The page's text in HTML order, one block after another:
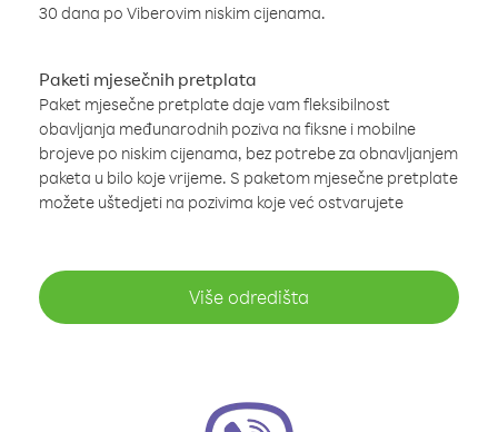
30 dana po Viberovim niskim cijenama.
Paketi mjesečnih pretplata
Paket mjesečne pretplate daje vam fleksibilnost
obavljanja međunarodnih poziva na fiksne i mobilne
brojeve po niskim cijenama, bez potrebe za obnavljanjem
paketa u bilo koje vrijeme. S paketom mjesečne pretplate
možete uštedjeti na pozivima koje već ostvarujete
Više odredišta